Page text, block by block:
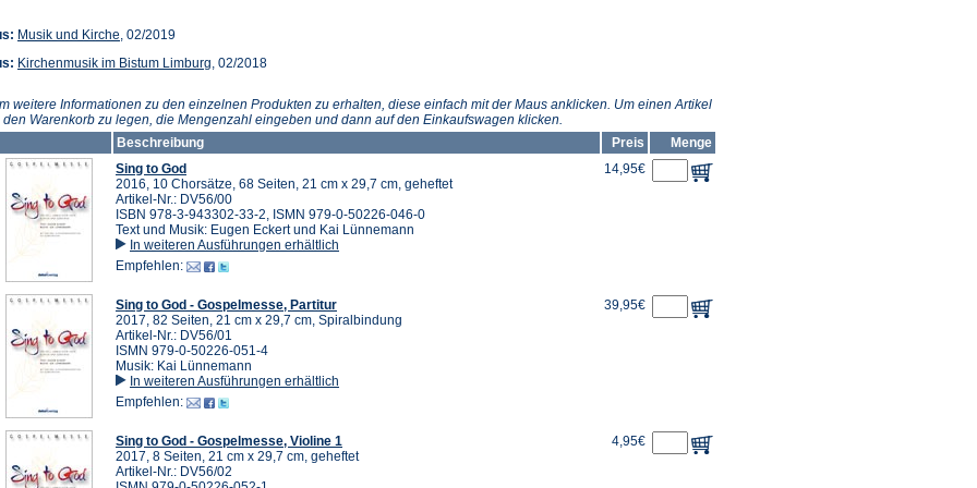
Musik und Kirche (Öffnet
einem
, 02/2019
Kirchenmusik im Bistum Limburg (Öffnet
neuen
Tab)
, 02/2018
weitere Informationen zu den einzelnen Produkten zu erhalten, diese einfach mit der Maus anklicken. Um einen Artikel
den Warenkorb zu legen, die Mengenzahl eingeben und dann auf den Einkaufswagen klicken.
Beschreibung
Preis
Menge
Sing to God
2016, 10 Chorsätze, 68 Seiten, 21 cm x 29,7 cm, geheftet
Artikel-Nr.: DV56/00
ISBN 978-3-943302-33-2, ISMN 979-0-50226-046-0
Text und Musik: Eugen Eckert und Kai Lünnemann
In weiteren Ausführungen erhältlich
Empfehlen:
14,95€
Sing to God - Gospelmesse, Partitur
2017, 82 Seiten, 21 cm x 29,7 cm, Spiralbindung
Artikel-Nr.: DV56/01
ISMN 979-0-50226-051-4
Musik: Kai Lünnemann
In weiteren Ausführungen erhältlich
Empfehlen:
39,95€
Sing to God - Gospelmesse, Violine 1
2017, 8 Seiten, 21 cm x 29,7 cm, geheftet
Artikel-Nr.: DV56/02
4,95€